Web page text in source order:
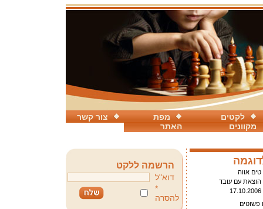
צור קשר
מפת
האתר
לקטים
מקוונים
טים אווה
הוצאת עם עובד
17.10.2006
פשוטים
הרשמה ללקט
דוא"ל
*
להסרה